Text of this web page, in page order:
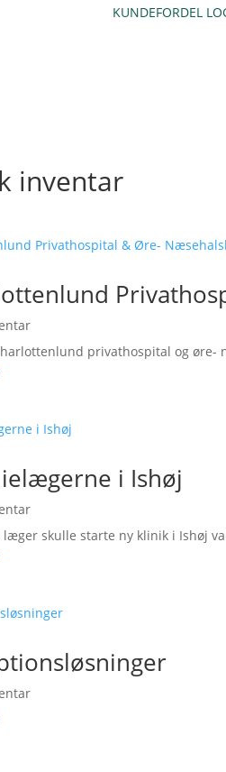
KUNDEFORDEL
inventar
privathospital og øre-
i Ishøj
læger skulle starte ny klinik i Ishøj